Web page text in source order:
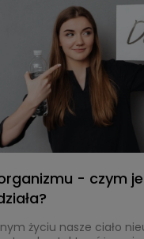
- czym
życiu nasze ciało